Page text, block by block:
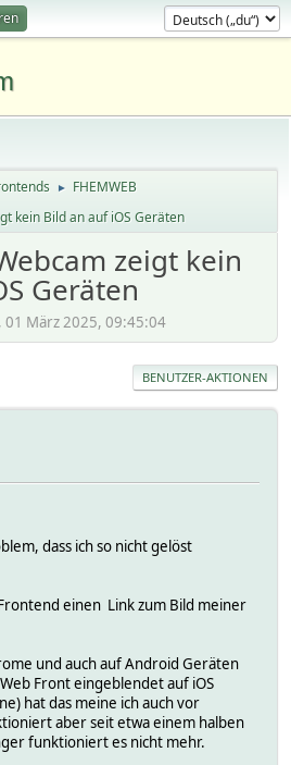
► FHEMWEB
kein Bild an auf iOS Geräten
zeigt kein
Geräten
März 2025, 09:45:04
BENUTZER-AKTIONEN
dass ich so nicht gelöst
einen Link zum Bild meiner
und auch auf Android Geräten
Front eingeblendet auf iOS
hat das meine ich auch vor
aber seit etwa einem halben
funktioniert es nicht mehr.